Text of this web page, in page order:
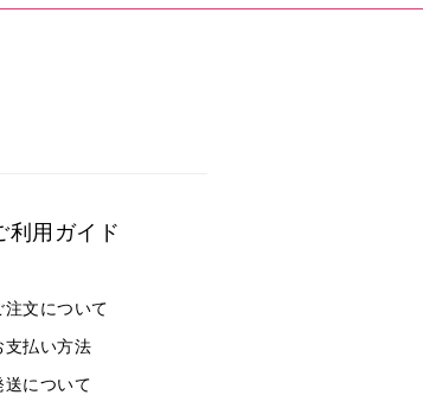
利用ガイド
注文について
支払い方法
送について